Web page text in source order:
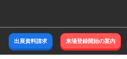
出展資料請求 来場登録開始の案内